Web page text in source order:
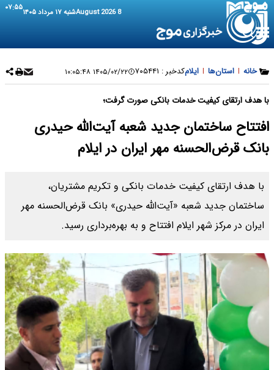
8 August 2026 شنبه ۱۷ مرداد ۱۴۰۵ ۰۷:۵۵
خانه | استان‌ها | ایلامکدخبر : ۷۰۵۴۴۱ ۱۴۰۵/۰۲/۲۲ ۱۰:۰۵:۴۸
با هدف ارتقای کیفیت خدمات بانکی صورت گرفت؛
افتتاح ساختمان جدید شعبه آیت‌الله حیدری
بانک قرض‌الحسنه مهر ایران در ایلام
با هدف ارتقای کیفیت خدمات بانکی و تکریم مشتریان،
ساختمان جدید شعبه «آیت‌الله حیدری» بانک قرض‌الحسنه مهر
ایران در مرکز شهر ایلام افتتاح و به بهره‌برداری رسید.